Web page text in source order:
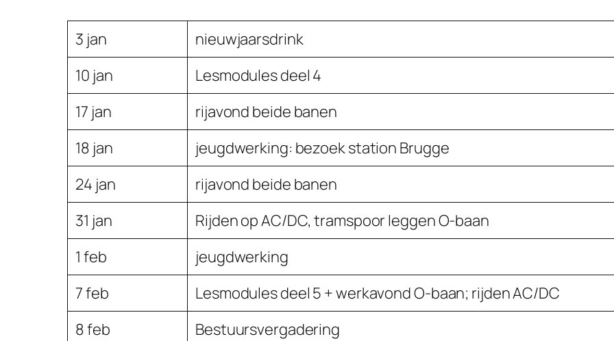
3 jan
nieuwjaarsdrink
10 jan
Lesmodules deel 4
17 jan
rijavond beide banen
18 jan
jeugdwerking: bezoek station Brugge
24 jan
rijavond beide banen
31 jan
Rijden op AC/DC, tramspoor leggen O-baan
1 feb
jeugdwerking
7 feb
Lesmodules deel 5 + werkavond O-baan; rijden AC/DC
8 feb
Bestuursvergadering